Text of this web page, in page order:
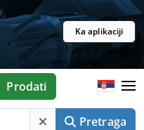
Ka aplikaciji
Pretraga
Prodati